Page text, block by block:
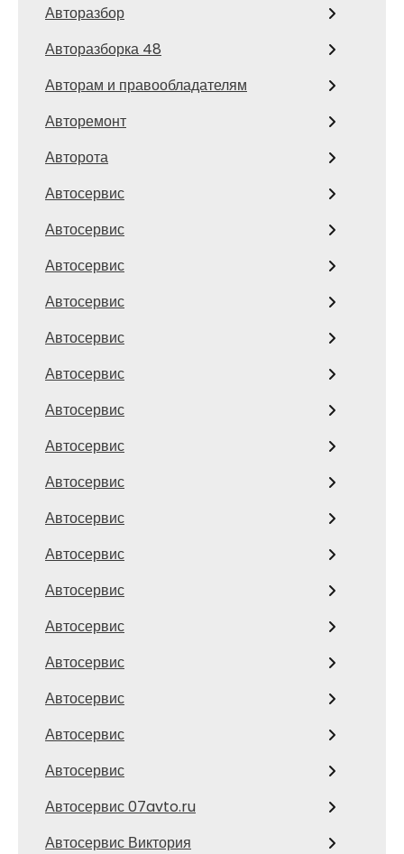
Авторазбор
Авторазборка 48
Авторам и правообладателям
Авторемонт
Авторота
Автосервис
Автосервис
Автосервис
Автосервис
Автосервис
Автосервис
Автосервис
Автосервис
Автосервис
Автосервис
Автосервис
Автосервис
Автосервис
Автосервис
Автосервис
Автосервис
Автосервис
Автосервис 07avto.ru
Автосервис Виктория